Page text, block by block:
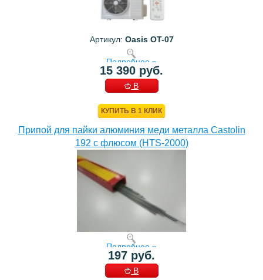
Артикул: Oasis OT-07
Подробнее »
15 390 руб.
В
КУПИТЬ В 1 КЛИК
Припой для пайки алюминия меди металла Castolin
192 с флюсом (HTS-2000)
Подробнее »
197 руб.
В